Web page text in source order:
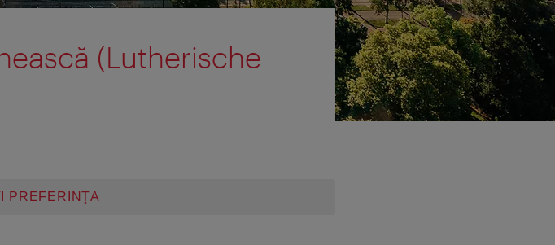
(Lutherische
PREFERINŢA